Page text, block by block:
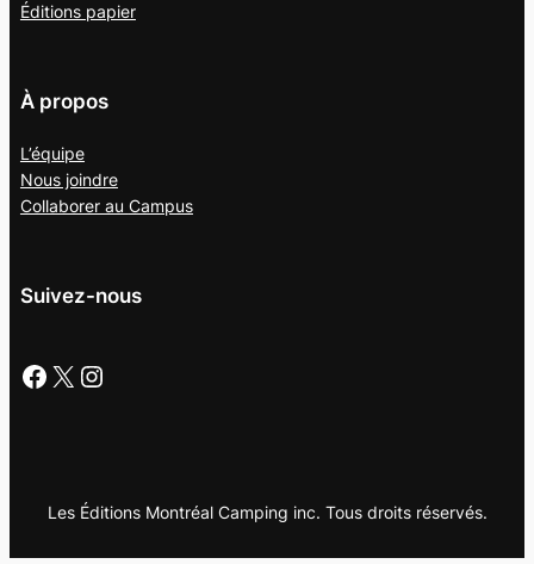
Éditions papier
À propos
L’équipe
Nous joindre
Collaborer au Campus
Suivez-nous
Facebook X Instagram
Les Éditions Montréal Camping inc. Tous droits réservés.